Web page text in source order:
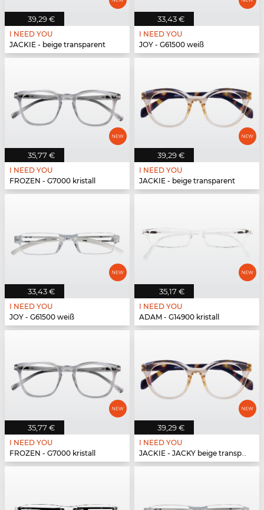
39,29 €
I NEED YOU
JACKIE - beige transparent
33,43 €
I NEED YOU
JOY - G61500 weiß
35,77 €
I NEED YOU
FROZEN - G7000 kristall
39,29 €
I NEED YOU
JACKIE - beige transparent
33,43 €
I NEED YOU
JOY - G61500 weiß
35,17 €
I NEED YOU
ADAM - G14900 kristall
35,77 €
I NEED YOU
FROZEN - G7000 kristall
39,29 €
I NEED YOU
JACKIE - JACKY beige transparent